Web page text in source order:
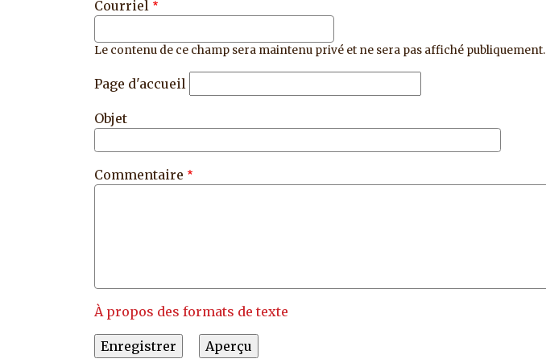
Courriel
Le contenu de ce champ sera maintenu privé et ne sera pas affiché publiquement.
Page d'accueil
Objet
Commentaire
À propos des formats de texte